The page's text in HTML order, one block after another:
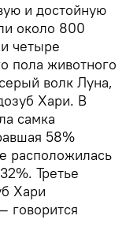
и достойную
около 800
четыре
пола животного
волк Луна,
Хари. В
самка
58%
расположилась
Третье
Хари
говорится